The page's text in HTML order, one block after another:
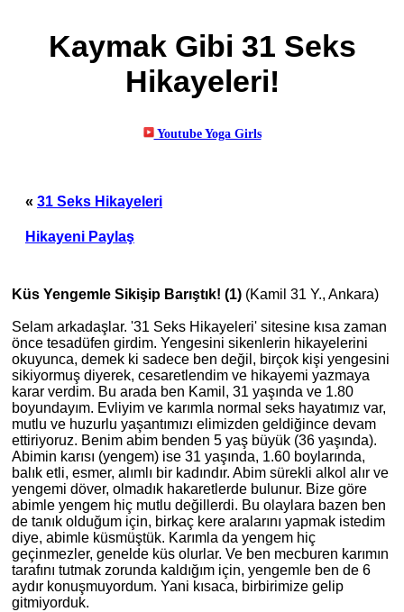
Kaymak Gibi 31 Seks
Hikayeleri!
« 31 Seks Hikayeleri
Hikayeni Paylaş
Küs Yengemle Sikişip Barıştık! (1) (Kamil 31 Y., Ankara)
Selam arkadaşlar. '31 Seks Hikayeleri' sitesine kısa zaman
önce tesadüfen girdim. Yengesini sikenlerin hikayelerini
okuyunca, demek ki sadece ben değil, birçok kişi yengesini
sikiyormuş diyerek, cesaretlendim ve hikayemi yazmaya
karar verdim. Bu arada ben Kamil, 31 yaşında ve 1.80
boyundayım. Evliyim ve karımla normal seks hayatımız var,
mutlu ve huzurlu yaşantımızı elimizden geldiğince devam
ettiriyoruz. Benim abim benden 5 yaş büyük (36 yaşında).
Abimin karısı (yengem) ise 31 yaşında, 1.60 boylarında,
balık etli, esmer, alımlı bir kadındır. Abim sürekli alkol alır ve
yengemi döver, olmadık hakaretlerde bulunur. Bize göre
abimle yengem hiç mutlu değillerdi. Bu olaylara bazen ben
de tanık olduğum için, birkaç kere aralarını yapmak istedim
diye, abimle küsmüştük. Karımla da yengem hiç
geçinmezler, genelde küs olurlar. Ve ben mecburen karımın
tarafını tutmak zorunda kaldığım için, yengemle ben de 6
aydır konuşmuyordum. Yani kısaca, birbirimize gelip
gitmiyorduk.